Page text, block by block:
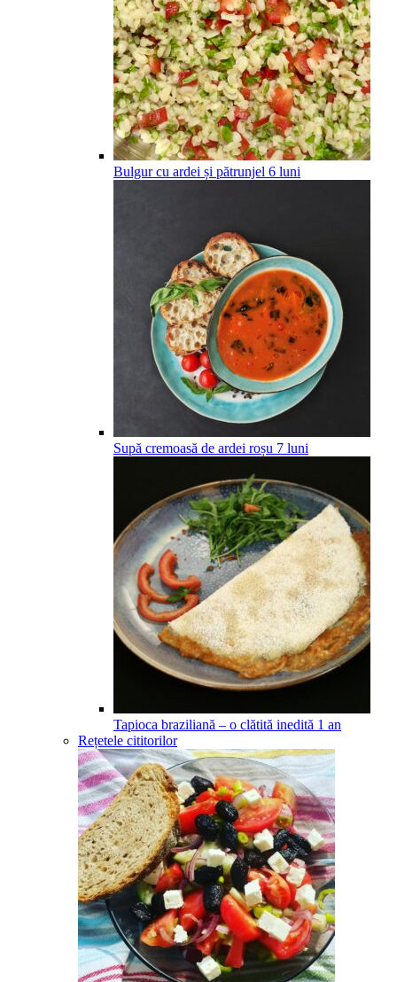
Bulgur cu ardei și pătrunjel 6 luni
Supă cremoasă de ardei roșu 7 luni
Tapioca braziliană – o clătită inedită 1 an
Rețetele cititorilor